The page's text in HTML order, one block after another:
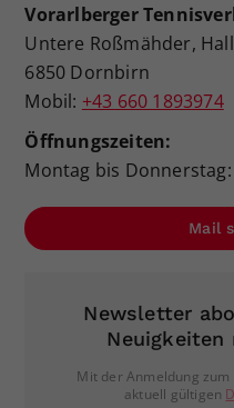
Vorarlberger
Untere Roßmähder,
6850 Dornbirn
Mobil: +43 660 1893974
Öffnungszeiten:
Montag bis Donnerstag:
Mail
Newsletter
Neuigkeiten
Mit der Anmeldung
aktuell gültigen